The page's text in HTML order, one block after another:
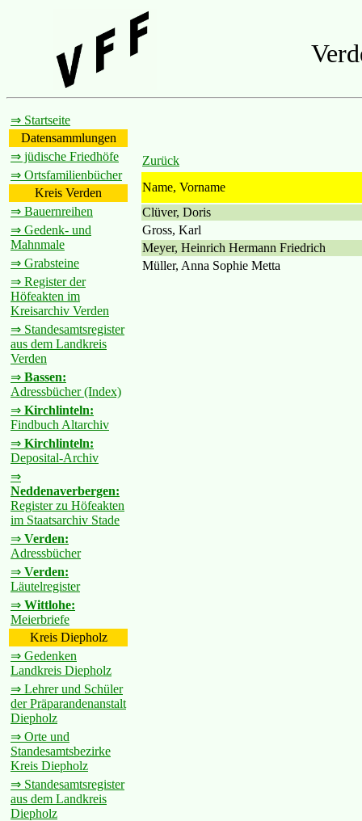
⇒ Startseite
Datensammlungen
⇒ jüdische Friedhöfe
⇒ Ortsfamilienbücher
Kreis Verden
⇒ Bauernreihen
⇒ Gedenk- und
Mahnmale
⇒ Grabsteine
⇒ Register der
Höfeakten im
Kreisarchiv Verden
⇒ Standesamtsregister
aus dem Landkreis
Verden
⇒ Bassen:
Adressbücher (Index)
⇒ Kirchlinteln:
Findbuch Altarchiv
⇒ Kirchlinteln:
Deposital-Archiv
⇒
Neddenaverbergen:
Register zu Höfeakten
im Staatsarchiv Stade
⇒ Verden:
Adressbücher
⇒ Verden:
Läutelregister
⇒ Wittlohe:
Meierbriefe
Kreis Diepholz
⇒ Gedenken
Landkreis Diepholz
⇒ Lehrer und Schüler
der Präparandenanstalt
Diepholz
⇒ Orte und
Standesamtsbezirke
Kreis Diepholz
⇒ Standesamtsregister
aus dem Landkreis
Diepholz
Zurück
Name, Vorname
Clüver, Doris
Gross, Karl
Meyer, Heinrich Hermann Friedrich
Müller, Anna Sophie Metta